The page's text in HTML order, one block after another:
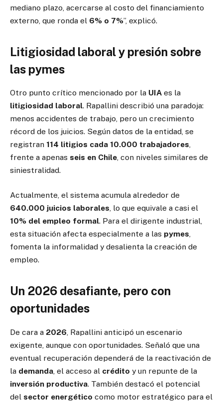
mediano plazo, acercarse al costo del financiamiento
externo, que ronda el 6% o 7%”, explicó.
Litigiosidad laboral y presión sobre
las pymes
Otro punto crítico mencionado por la UIA es la
litigiosidad laboral. Rapallini describió una paradoja:
menos accidentes de trabajo, pero un crecimiento
récord de los juicios. Según datos de la entidad, se
registran 114 litigios cada 10.000 trabajadores,
frente a apenas seis en Chile, con niveles similares de
siniestralidad.
Actualmente, el sistema acumula alrededor de
640.000 juicios laborales, lo que equivale a casi el
10% del empleo formal. Para el dirigente industrial,
esta situación afecta especialmente a las pymes,
fomenta la informalidad y desalienta la creación de
empleo.
Un 2026 desafiante, pero con
oportunidades
De cara a 2026 , Rapallini anticipó un escenario
exigente, aunque con oportunidades. Señaló que una
eventual recuperación dependerá de la reactivación de
la demanda , el acceso al crédito y un repunte de la
inversión productiva. También destacó el potencial
del sector energético como motor estratégico para el